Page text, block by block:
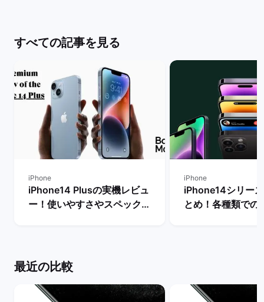
すべての記事を見る
iPhone
iPhone14 Plusの実機レビュ
ー！使いやすさやスペック・
iPhone
iPhone14シリー
とめ！各種類での
最近の比較